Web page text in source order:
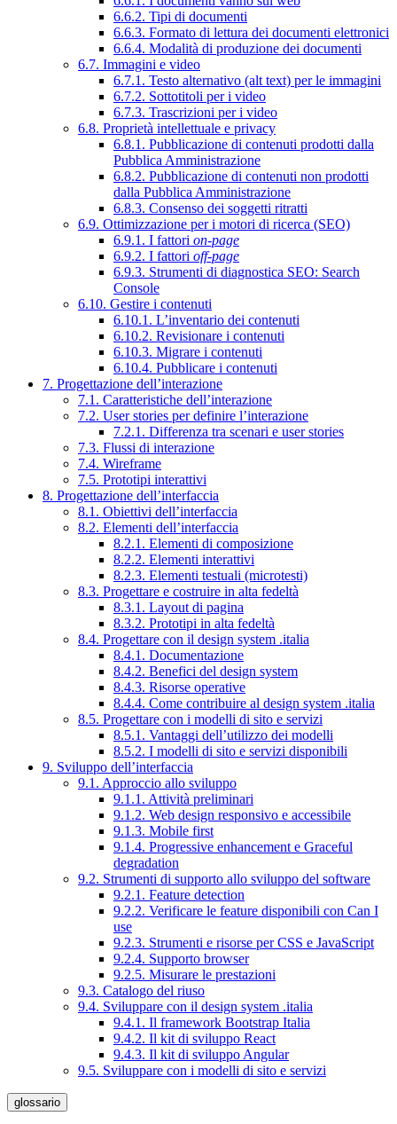
6.6.2. Tipi di documenti
6.6.3. Formato di lettura dei documenti elettronici
6.6.4. Modalità di produzione dei documenti
6.7. Immagini e video
6.7.1. Testo alternativo (alt text) per le immagini
6.7.2. Sottotitoli per i video
6.7.3. Trascrizioni per i video
6.8. Proprietà intellettuale e privacy
6.8.1. Pubblicazione di contenuti prodotti dalla
Pubblica Amministrazione
6.8.2. Pubblicazione di contenuti non prodotti
dalla Pubblica Amministrazione
6.8.3. Consenso dei soggetti ritratti
6.9. Ottimizzazione per i motori di ricerca (SEO)
6.9.1. I fattori on-page
6.9.2. I fattori off-page
6.9.3. Strumenti di diagnostica SEO: Search
Console
6.10. Gestire i contenuti
6.10.1. L’inventario dei contenuti
6.10.2. Revisionare i contenuti
6.10.3. Migrare i contenuti
6.10.4. Pubblicare i contenuti
7. Progettazione dell’interazione
7.1. Caratteristiche dell’interazione
7.2. User stories per definire l’interazione
7.2.1. Differenza tra scenari e user stories
7.3. Flussi di interazione
7.4. Wireframe
7.5. Prototipi interattivi
8. Progettazione dell’interfaccia
8.1. Obiettivi dell’interfaccia
8.2. Elementi dell’interfaccia
8.2.1. Elementi di composizione
8.2.2. Elementi interattivi
8.2.3. Elementi testuali (microtesti)
8.3. Progettare e costruire in alta fedeltà
8.3.1. Layout di pagina
8.3.2. Prototipi in alta fedeltà
8.4. Progettare con il design system .italia
8.4.1. Documentazione
8.4.2. Benefici del design system
8.4.3. Risorse operative
8.4.4. Come contribuire al design system .italia
8.5. Progettare con i modelli di sito e servizi
8.5.1. Vantaggi dell’utilizzo dei modelli
8.5.2. I modelli di sito e servizi disponibili
9. Sviluppo dell’interfaccia
9.1. Approccio allo sviluppo
9.1.1. Attività preliminari
9.1.2. Web design responsivo e accessibile
9.1.3. Mobile first
9.1.4. Progressive enhancement e Graceful
degradation
9.2. Strumenti di supporto allo sviluppo del software
9.2.1. Feature detection
9.2.2. Verificare le feature disponibili con Can I
use
9.2.3. Strumenti e risorse per CSS e JavaScript
9.2.4. Supporto browser
9.2.5. Misurare le prestazioni
9.3. Catalogo del riuso
9.4. Sviluppare con il design system .italia
9.4.1. Il framework Bootstrap Italia
9.4.2. Il kit di sviluppo React
9.4.3. Il kit di sviluppo Angular
9.5. Sviluppare con i modelli di sito e servizi
glossario